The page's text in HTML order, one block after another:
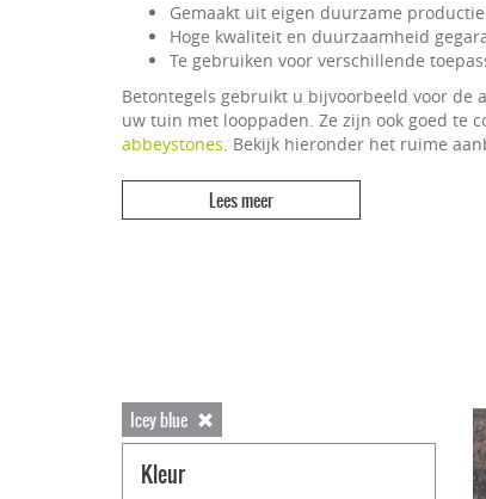
Gemaakt uit eigen duurzame productie
Hoge kwaliteit en duurzaamheid
Te gebruiken voor verschillende
Betontegels gebruikt u bijvoorbeeld voor de
uw tuin met looppaden. Ze zijn ook goed te
abbeystones. Bekijk hieronder het ruime
Icey blue
Kleur